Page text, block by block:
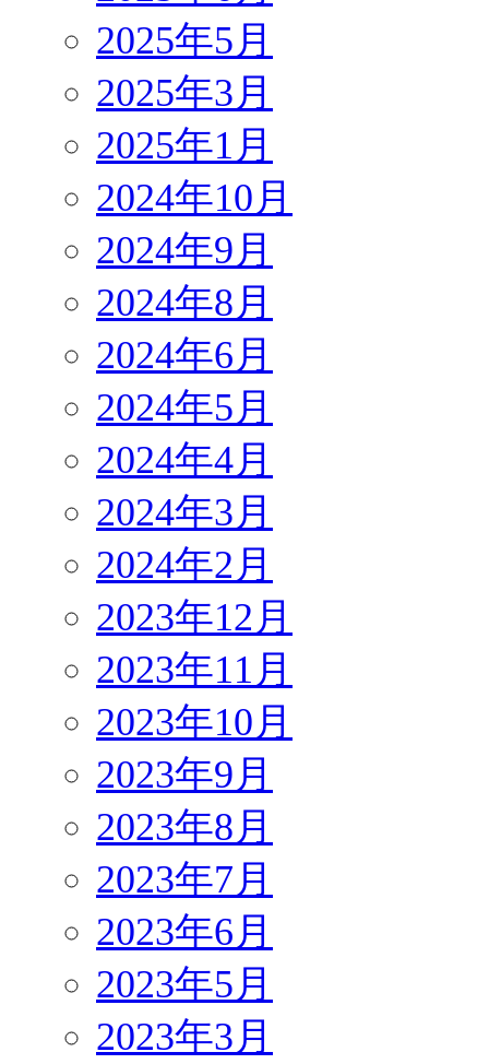
2025年5月
2025年3月
2025年1月
2024年10月
2024年9月
2024年8月
2024年6月
2024年5月
2024年4月
2024年3月
2024年2月
2023年12月
2023年11月
2023年10月
2023年9月
2023年8月
2023年7月
2023年6月
2023年5月
2023年3月